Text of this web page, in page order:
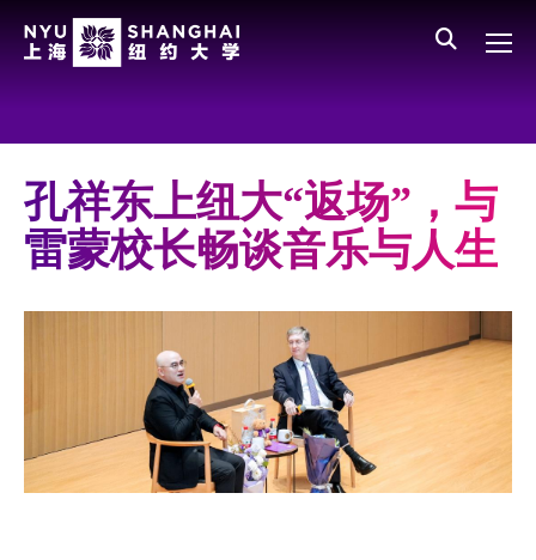
All NYU
学校领导
师资队伍
媒体视点
孔祥东上纽大“返场”，与
雷蒙校长畅谈音乐与人生